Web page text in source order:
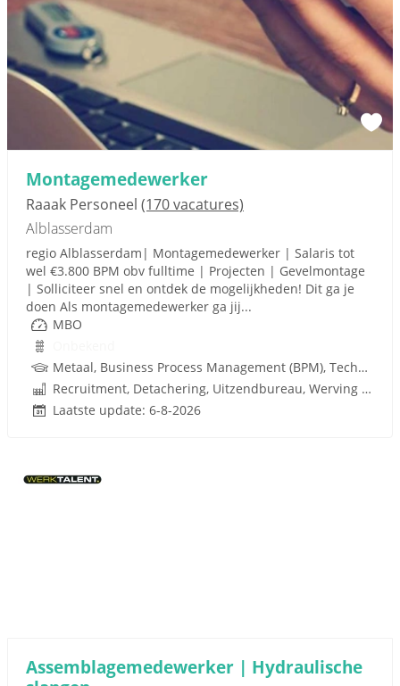
Montagemedewerker
Raaak Personeel (170 vacatures)
Alblasserdam
regio Alblasserdam| Montagemedewerker | Salaris tot
wel €3.800 BPM obv fulltime | Projecten | Gevelmontage
| Solliciteer snel en ontdek de mogelijkheden! Dit ga je
doen Als montagemedewerker ga jij...
MBO
Metaal, Business Process Management (BPM), Techniek
Recruitment, Detachering, Uitzendbureau, Werving en Selectie
Laatste update: 6-8-2026
Assemblagemedewerker | Hydraulische